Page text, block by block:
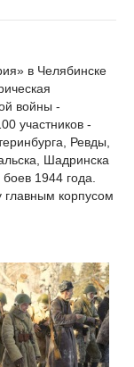
в Челябинске
войны -
участников -
Ревды,
Шадринска
1944 года.
корпусом